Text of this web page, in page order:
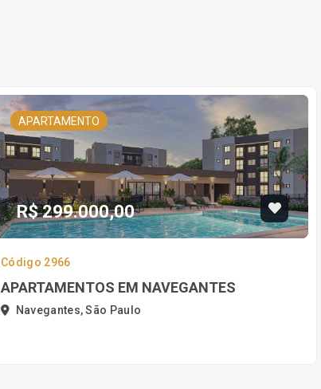
APARTAMENTO
R$ 299.000,00
Código 2966
APARTAMENTOS EM NAVEGANTES
Navegantes, São Paulo